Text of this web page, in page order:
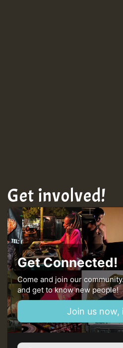
Get involved!
Get Connected!
Come and join our
and get to know new people!
Join us now,